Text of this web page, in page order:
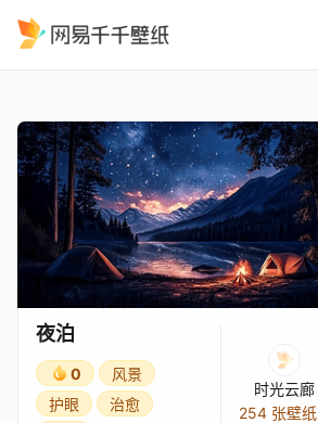
夜泊
0
风景
护眼
治愈
时光云廊
254 张壁纸